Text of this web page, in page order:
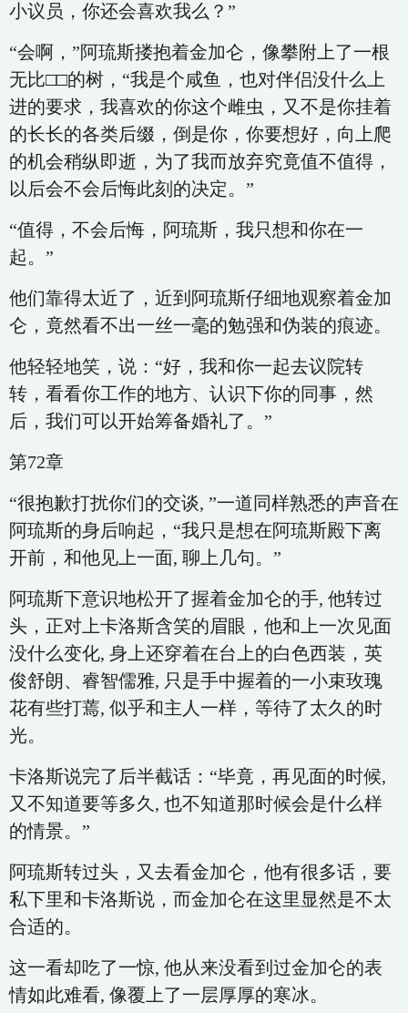
小议员，你还会喜欢我么？”
“会啊，”阿琉斯搂抱着金加仑，像攀附上了一根
无比□□的树，“我是个咸鱼，也对伴侣没什么上
进的要求，我喜欢的你这个雌虫，又不是你挂着
的长长的各类后缀，倒是你，你要想好，向上爬
的机会稍纵即逝，为了我而放弃究竟值不值得，
以后会不会后悔此刻的决定。”
“值得，不会后悔，阿琉斯，我只想和你在一
起。”
他们靠得太近了，近到阿琉斯仔细地观察着金加
仑，竟然看不出一丝一毫的勉强和伪装的痕迹。
他轻轻地笑，说：“好，我和你一起去议院转
转，看看你工作的地方、认识下你的同事，然
后，我们可以开始筹备婚礼了。”
第72章
“很抱歉打扰你们的交谈, ”一道同样熟悉的声音在
阿琉斯的身后响起，“我只是想在阿琉斯殿下离
开前，和他见上一面, 聊上几句。”
阿琉斯下意识地松开了握着金加仑的手, 他转过
头，正对上卡洛斯含笑的眉眼，他和上一次见面
没什么变化, 身上还穿着在台上的白色西装，英
俊舒朗、睿智儒雅, 只是手中握着的一小束玫瑰
花有些打蔫, 似乎和主人一样，等待了太久的时
光。
卡洛斯说完了后半截话：“毕竟，再见面的时候,
又不知道要等多久, 也不知道那时候会是什么样
的情景。”
阿琉斯转过头，又去看金加仑，他有很多话，要
私下里和卡洛斯说，而金加仑在这里显然是不太
合适的。
这一看却吃了一惊, 他从来没看到过金加仑的表
情如此难看, 像覆上了一层厚厚的寒冰。